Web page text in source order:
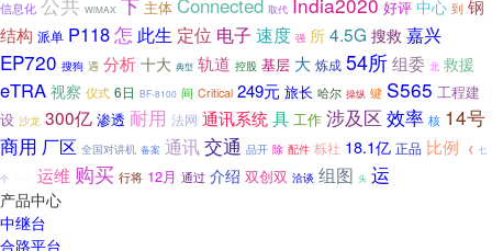
信息化 WiMAX 主体 Connected 取代 好评 中心 到 钢
结构 派单 P118怎 此生 定位 电子 速度 强 所 4.5G 搜救 嘉兴
EP720 搜狗 遇 分析 十大 典型 轨道 控股 基层 大 炼成 54所组委 北 救援
eTRA 视察 仪式 6日 BF-8100 间 Critical 249元 旅长 哈尔 操纵 键 S565 工程建
设 沙龙 300亿 渗透 耐用 法网 通讯系统具 工作 涉及区 效率 核 14号
商用 厂区 全国对讲机 备案 通讯交通 品开 除 配件 栎社 18.1亿 正品 比例 《 七
个 运维 购买 行将 12月 通过 介绍 双创双 洽谈 组图 头 运
产品中心
中继台
合路平台